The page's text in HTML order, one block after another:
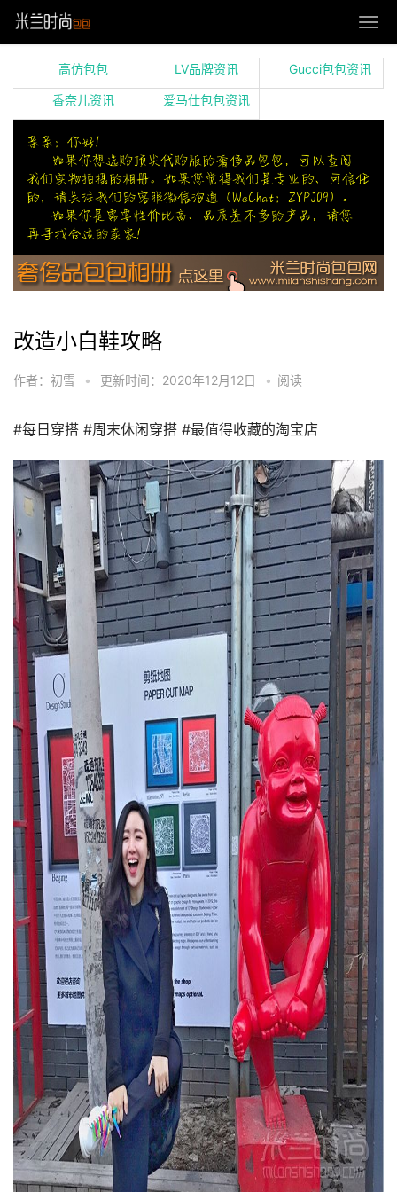
高仿包包 LV品牌资讯 Gucci包包资讯
香奈儿资讯 爱马仕包包资讯
改造小白鞋攻略
作者：初雪 • 更新时间：2020年12月12日 • 阅读
#每日穿搭 #周末休闲穿搭 #最值得收藏的淘宝店